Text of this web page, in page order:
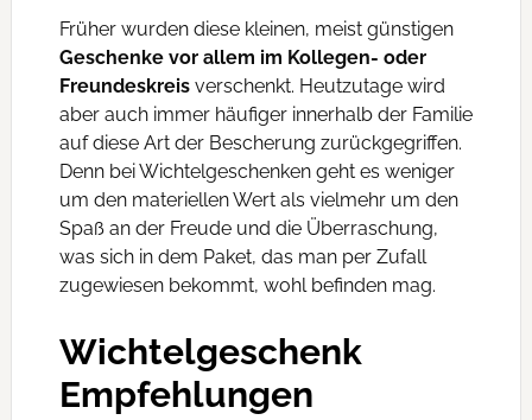
Früher wurden diese kleinen, meist günstigen
Geschenke vor allem im Kollegen- oder
Freundeskreisverschenkt. Heutzutage wird
aber auch immer häufiger innerhalb der Familie
auf diese Art der Bescherung zurückgegriffen.
Denn bei Wichtelgeschenken geht es weniger
um den materiellen Wert als vielmehr um den
Spaß an der Freude und die Überraschung,
was sich in dem Paket, das man per Zufall
zugewiesen bekommt, wohl befinden mag.
Wichtelgeschenk
Empfehlungen